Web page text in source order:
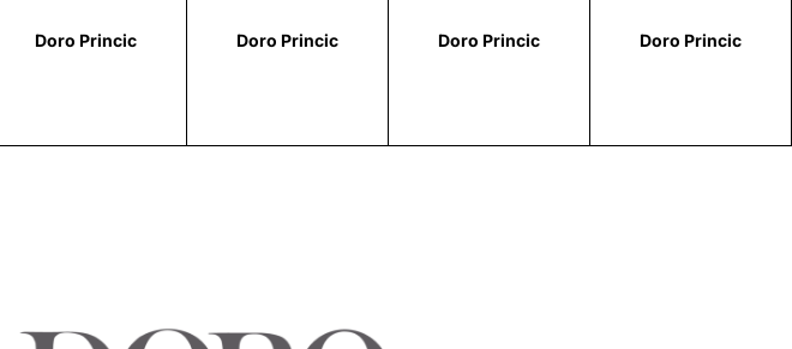
Doro Princic Doro Princic Doro Princic Doro Princic